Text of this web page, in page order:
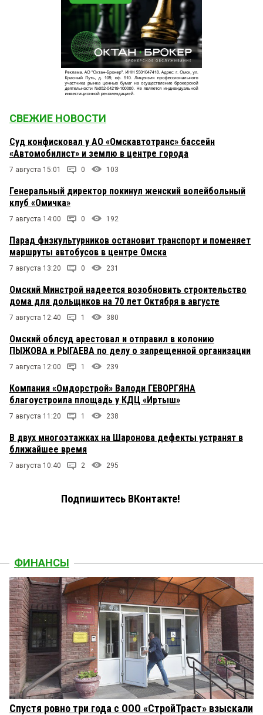
СВЕЖИЕ НОВОСТИ
Суд конфисковал у АО «Омскавтотранс» бассейн
«Автомобилист» и землю в центре города
7 августа 15:01 0 103
Генеральный директор покинул женский волейбольный
клуб «Омичка»
7 августа 14:00 0 192
Парад физкультурников остановит транспорт и поменяет
маршруты автобусов в центре Омска
7 августа 13:20 0 231
Омский Минстрой надеется возобновить строительство
дома для дольщиков на 70 лет Октября в августе
7 августа 12:40 1 380
Омский облсуд арестовал и отправил в колонию
ПЫЖОВА и РЫГАЕВА по делу о запрещенной организации
7 августа 12:00 1 239
Компания «Омдорстрой» Валоди ГЕВОРГЯНА
благоустроила площадь у КДЦ «Иртыш»
7 августа 11:20 1 238
В двух многоэтажках на Шаронова дефекты устранят в
ближайшее время
7 августа 10:40 2 295
Подпишитесь ВКонтакте!
ФИНАНСЫ
Спустя ровно три года с ООО «СтройТраст» взыскали